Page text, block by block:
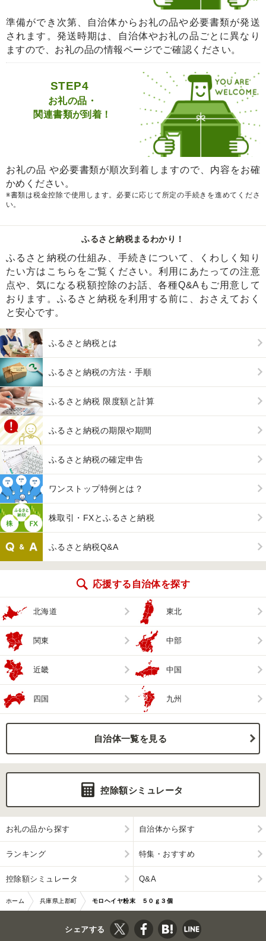
準備ができ次第、自治体からお礼の品や必要書類が発送
されます。発送時期は、自治体やお礼の品ごとに異なり
ますので、お礼の品の情報ページでご確認ください。
STEP4
お礼の品・
関連書類が到着！
お礼の品 や必要書類が順次到着しますので、内容をお確
かめください。
※書類は税金控除で使用します。必要に応じて所定の手続きを進めてくださ
い。
ふるさと納税まるわかり！
ふるさと納税の仕組み、手続きについて、くわしく知り
たい方はこちらをご覧ください。利用にあたっての注意
点や、気になる税額控除のお話、各種Q&Aもご用意して
おります。ふるさと納税を利用する前に、おさえておく
と安心です。
ふるさと納税とは
ふるさと納税の方法・手順
ふるさと納税 限度額と計算
ふるさと納税の期限や期間
ふるさと納税の確定申告
ワンストップ特例とは？
株取引・FXとふるさと納税
ふるさと納税Q&A
応援する自治体を探す
北海道 東北
関東 中部
近畿 中国
四国 九州
自治体一覧を見る
控除額シミュレータ
お礼の品から探す 自治体から探す
ランキング 特集・おすすめ
控除額シミュレータ Q&A
ホーム 兵庫県上郡町 モロヘイヤ粉末 ５０ｇ３個
シェアする